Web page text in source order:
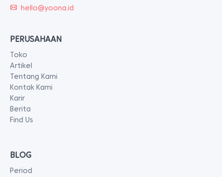
hello@yoona.id
PERUSAHAAN
Toko
Artikel
Tentang Kami
Kontak Kami
Karir
Berita
Find Us
BLOG
Period